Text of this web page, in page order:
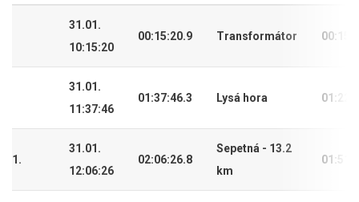
31.01.
10:15:20
00:15:20.9 Transformátor
31.01.
11:37:46
01:37:46.3 Lysá hora
1.
31.01.
12:06:26
02:06:26.8
Sepetná - 13.2
km